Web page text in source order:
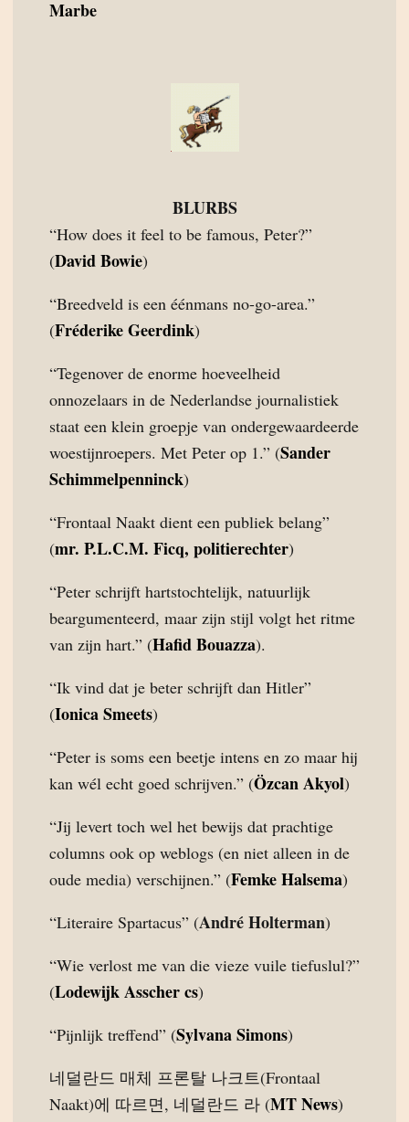
Marbe
BLURBS
“How does it feel to be famous, Peter?”
(David Bowie)
“Breedveld is een éénmans no-go-area.”
(Fréderike Geerdink)
“Tegenover de enorme hoeveelheid
onnozelaars in de Nederlandse journalistiek
staat een klein groepje van ondergewaardeerde
woestijnroepers. Met Peter op 1.” (Sander
Schimmelpenninck)
“Frontaal Naakt dient een publiek belang”
(mr. P.L.C.M. Ficq, politierechter)
“Peter schrijft hartstochtelijk, natuurlijk
beargumenteerd, maar zijn stijl volgt het ritme
van zijn hart.” (Hafid Bouazza).
“Ik vind dat je beter schrijft dan Hitler”
(Ionica Smeets)
“Peter is soms een beetje intens en zo maar hij
kan wél echt goed schrijven.” (Özcan Akyol)
“Jij levert toch wel het bewijs dat prachtige
columns ook op weblogs (en niet alleen in de
oude media) verschijnen.” (Femke Halsema)
“Literaire Spartacus” (André Holterman)
“Wie verlost me van die vieze vuile tiefuslul?”
(Lodewijk Asscher cs)
“Pijnlijk treffend” (Sylvana Simons)
네덜란드 매체 프론탈 나크트(Frontaal
Naakt)에 따르면, 네덜란드 라 (MT News)